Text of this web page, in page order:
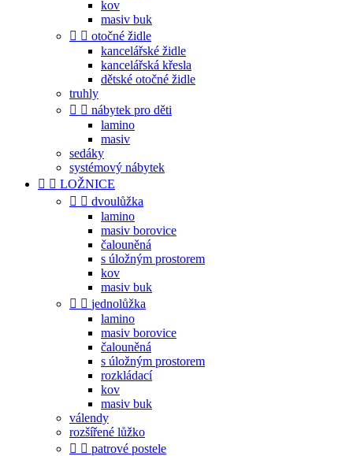
kov
masiv buk
  otočné židle
kancelářské židle
kancelářská křesla
dětské otočné židle
truhly
  nábytek pro děti
lamino
masiv
sedáky
systémový nábytek
  LOŽNICE
  dvoulůžka
lamino
masiv borovice
čalouněná
s úložným prostorem
kov
masiv buk
  jednolůžka
lamino
masiv borovice
čalouněná
s úložným prostorem
rozkládací
kov
masiv buk
válendy
rozšířené lůžko
  patrové postele